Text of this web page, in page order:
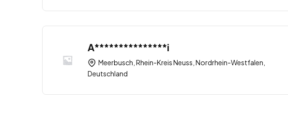
A***************i
Meerbusch, Rhein-Kreis Neuss, Nordrhein-Westfalen,
Deutschland